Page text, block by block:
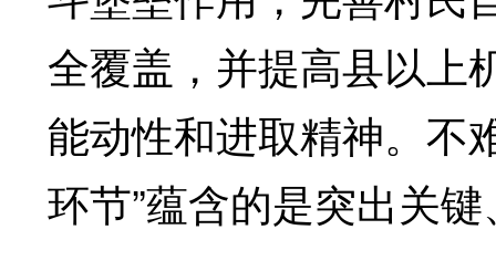
全覆盖，并提高县以上
能动性和进取精神。不
环节”蕴含的是突出关